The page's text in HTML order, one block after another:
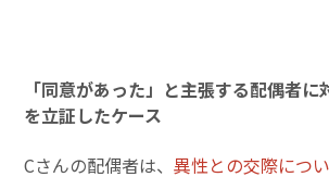
「同意があった」と主張する配偶者
を立証したケース
Cさんの配偶者は、異性との交際につ